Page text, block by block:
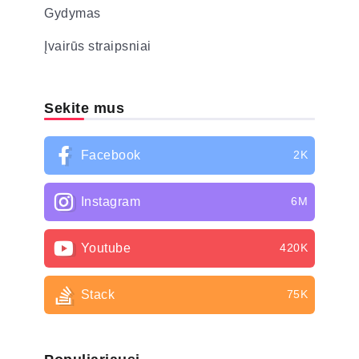
Gydymas
Įvairūs straipsniai
Sekite mus
Facebook 2K
Instagram 6M
Youtube 420K
Stack 75K